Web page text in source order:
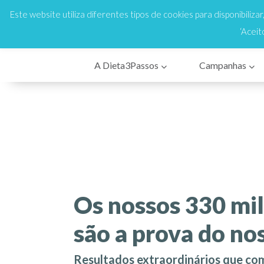
808 200 333
A Dieta3Passos Campanhas
Os nossos 330
são a prova do
Resultados extraordinários que
Este website utiliza diferentes tipos de cookies para